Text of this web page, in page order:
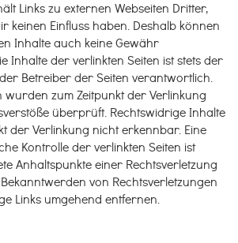
Links zu externen Webseiten Dritter,
keinen Einfluss haben. Deshalb können
Inhalte auch keine Gewähr
Inhalte der verlinkten Seiten ist stets der
Betreiber der Seiten verantwortlich.
wurden zum Zeitpunkt der Verlinkung
überprüft. Rechtswidrige Inhalte
der Verlinkung nicht erkennbar. Eine
Kontrolle der verlinkten Seiten ist
Anhaltspunkte einer Rechtsverletzung
von Rechtsverletzungen
Links umgehend entfernen.